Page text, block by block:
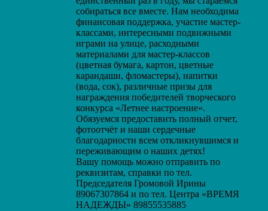
собираться все вместе. Нам необходима
финансовая поддержка, участие мастер-
классами, интересными подвижными
играми на улице, расходными
материалами для мастер-классов
(цветная бумага, картон, цветные
карандаши, фломастеры), напитки
(вода, сок), различные призы для
награждения победителей творческого
конкурса «Летнее настроение».
Обязуемся предоставить полный отчет,
фотоотчёт и наши сердечные
благодарности всем откликнувшимся и
переживающим о наших детях!
Вашу помощь можно отправить по
реквизитам, справки по тел.
Председателя Громовой Ирины
89067307864 и по тел. Центра «ВРЕМЯ
НАДЕЖДЫ» 89855535885